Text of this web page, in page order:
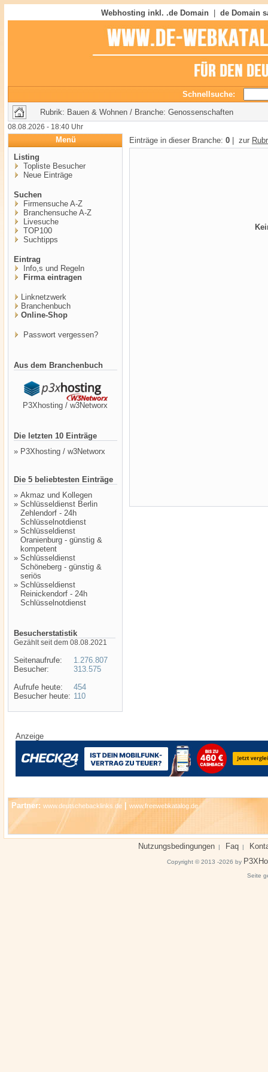
Webhosting inkl. .de Domain de Domain
Schnellsuche:
Rubrik: Bauen & Wohnen / Branche: Genossenschaften
08.08.2026 - 18:40 Uhr
Menü
Listing
Topliste Besucher
Neue Einträge
Suchen
Firmensuche A-Z
Branchensuche A-Z
Livesuche
TOP100
Suchtipps
Eintrag
Info,s und Regeln
Firma eintragen
Linknetzwerk
Branchenbuch
Online-Shop
Passwort vergessen?
Aus dem Branchenbuch
P3Xhosting / w3Networx
Die letzten 10 Einträge
» P3Xhosting / w3Networx
Die 5 beliebtesten Einträge
» Akmaz und Kollegen
» Schlüsseldienst Berlin
Zehlendorf - 24h
Schlüsselnotdienst
» Schlüsseldienst
Oranienburg - günstig &
kompetent
» Schlüsseldienst
Schöneberg - günstig &
seriös
» Schlüsseldienst
Reinickendorf - 24h
Schlüsselnotdienst
Besucherstatistik
Gezählt seit dem 08.08.2021
Seitenaufrufe:
Besucher:
Aufrufe heute:
Besucher heute:
1.276.807
313.575
454
110
Einträge in dieser Branche: 0 | zur
Anzeige
Partner: www.deutschebacklinks.de www.freewebkatalog.de
Nutzungsbedingungen | Faq |
Copyright © 2013 -2026 by
Seite